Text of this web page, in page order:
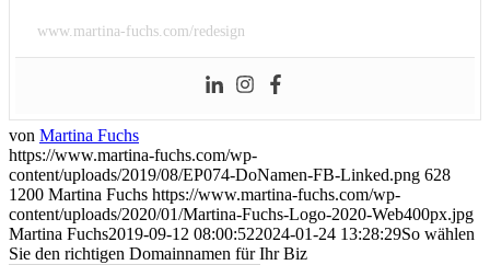
www.martina-fuchs.com/redesign
von Martina Fuchs
https://www.martina-fuchs.com/wp-
content/uploads/2019/08/EP074-DoNamen-FB-Linked.png 628
1200 Martina Fuchs https://www.martina-fuchs.com/wp-
content/uploads/2020/01/Martina-Fuchs-Logo-2020-Web400px.jpg
Martina Fuchs2019-09-12 08:00:522024-01-24 13:28:29So wählen
Sie den richtigen Domainnamen für Ihr Biz